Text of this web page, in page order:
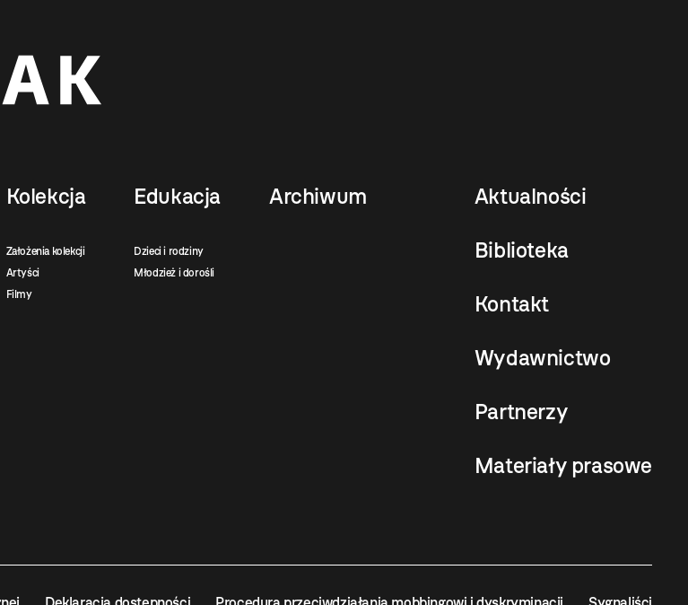
Kolekcja
Założenia kolekcji
Artyści
Filmy
Edukacja
Dzieci i rodziny
Młodzież i dorośli
Archiwum Aktualności
Biblioteka
Kontakt
Wydawnictwo
Partnerzy
Materiały prasowe